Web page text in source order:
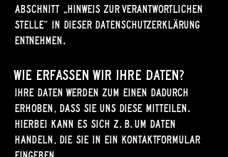
Abschnitt „Hinweis zur Verantwortlichen
Stelle“ in dieser Datenschutzerklärung
entnehmen.
Wie erfassen wir Ihre Daten?
Ihre Daten werden zum einen dadurch
erhoben, dass Sie uns diese mitteilen.
Hierbei kann es sich z. B. um Daten
handeln, die Sie in ein Kontaktformular